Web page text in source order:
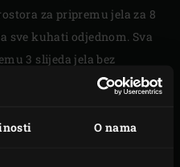
O nama
za pripremu jela za 8
sve kuhati odjednom. Sva
3 slijeda jela bez
u stol (od akacije) ili